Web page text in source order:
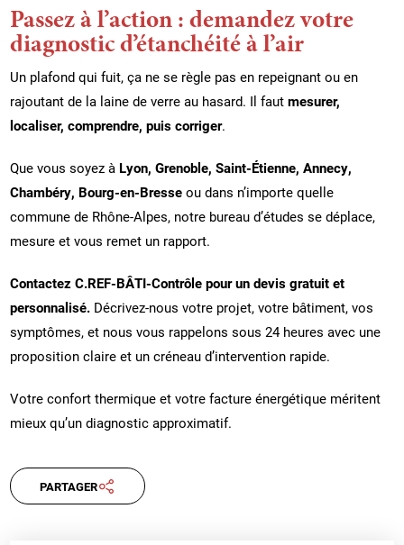
Passez à l’action : demandez votre
diagnostic d’étanchéité à l’air
Un plafond qui fuit, ça ne se règle pas en repeignant ou en
rajoutant de la laine de verre au hasard. Il fautmesurer,
localiser, comprendre, puis corriger.
Que vous soyez à Lyon, Grenoble, Saint-Étienne, Annecy,
Chambéry, Bourg-en-Bresse ou dans n’importe quelle
commune de Rhône-Alpes, notre bureau d’études se déplace,
mesure et vous remet un rapport.
Contactez C.REF-BÂTI-Contrôle pour un devis gratuit et
personnalisé. Décrivez-nous votre projet, votre bâtiment, vos
symptômes, et nous vous rappelons sous 24 heures avec une
proposition claire et un créneau d’intervention rapide.
Votre confort thermique et votre facture énergétique méritent
mieux qu’un diagnostic approximatif.
PARTAGER